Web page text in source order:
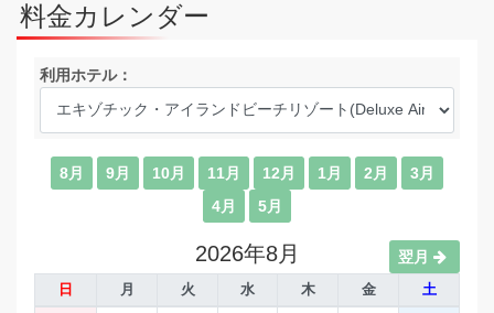
料金カレンダー
利用ホテル：
8月 9月 10月 11月 12月 1月 2月
3月
4月
5月
2026年8月 翌月
日 月 火 水 木 金
土